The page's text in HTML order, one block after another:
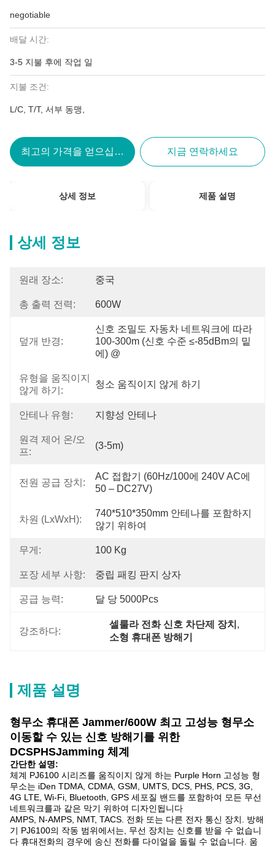
negotiable
배달 시간:
3-5 지불 후에 작업 일
지불 조건:
L/C, T/T, 서부 동맹,
최고의 가격을 얻으십시오 지금 연락하세요
상세 정보 제품 설명
상세 정보
원래 장소: 중국
총 출력 전력: 600W
덮개 반경:
신호 조밀도 자동차 네트워크에 따라
100-300m (신호 수준 ≤-85dBm의 밑
에) @
유형을 움직이지
않게 하기:
청소 움직이지 않게 하기
안테나 유형: 지향성 안테나
원격 제어 온/오
프:
(3-5m)
전원 공급 장치:
AC 접합기 (60Hz/100에 240V AC에
50 – DC27V)
차원 (LxWxH):
740*510*350mm 안테나를 포함하지
않기 위하여
무게: 100 Kg
포장 세부 사항: 중립 패킹 판지 상자
공급 능력: 달 당 5000Pcs
강조하다:
셀룰라 전화 신호 차단제 장치 ,
소형 휴대폰 방해기
제품 설명
형무소 휴대폰 Jammer/600W 최고 고성능 형무소
이동할 수 있는 신호 방해기를 위한
DCSPHSJamming 체계
간단한 설명:
체계 PJ6100 시리즈를 움직이지 않게 하는 Purple Horn 고성능 형
무소는 iDen TDMA, CDMA, GSM, UMTS, DCS, PHS, PCS, 3G,
4G LTE, Wi-Fi, Bluetooth, GPS 세포질 밴드를 포함하여 모든 무선
네트워크를과 같은 막기 위하여 디자인됩니다
AMPS, N-AMPS, NMT, TACS. 전화 또는 다른 전자 통신 장치. 방해
기 PJ6100의 작동 범위에서는, 무선 장치는 신호를 받을 수 없습니
다 휴대전화의 경우에 송신 전화를 다이얼을 돌릴 수 없습니다. 움